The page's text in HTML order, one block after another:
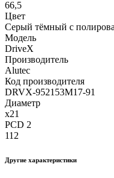
66,5
Цвет
Серый тёмный с
Модель
DriveX
Производитель
Alutec
Код производителя
DRVX-952153M17-91
Диаметр
x21
PCD 2
112
Другие xарактеристики